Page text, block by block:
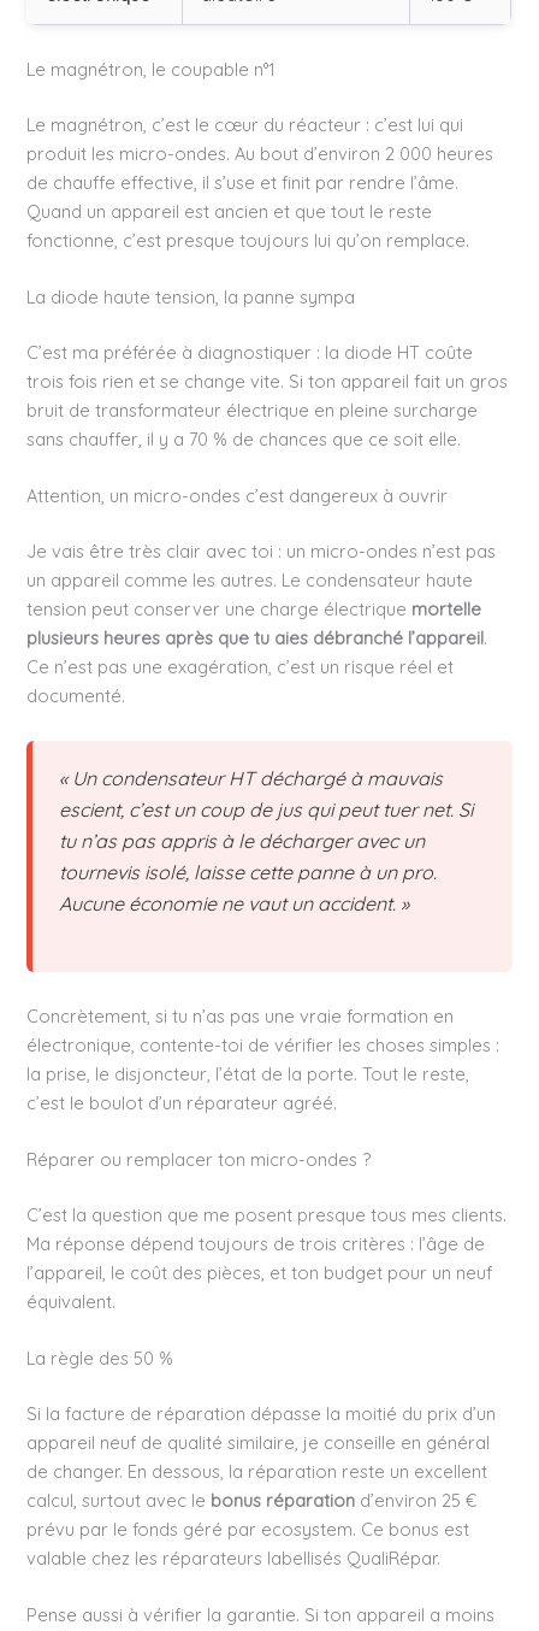
Le magnétron, le coupable n°1
Le magnétron, c’est le cœur du réacteur : c’est lui qui
produit les micro-ondes. Au bout d’environ 2 000 heures
de chauffe effective, il s’use et finit par rendre l’âme.
Quand un appareil est ancien et que tout le reste
fonctionne, c’est presque toujours lui qu’on remplace.
La diode haute tension, la panne sympa
C’est ma préférée à diagnostiquer : la diode HT coûte
trois fois rien et se change vite. Si ton appareil fait un gros
bruit de transformateur électrique en pleine surcharge
sans chauffer, il y a 70 % de chances que ce soit elle.
Attention, un micro-ondes c’est dangereux à ouvrir
Je vais être très clair avec toi : un micro-ondes n’est pas
un appareil comme les autres. Le condensateur haute
tension peut conserver une charge électrique mortelle
plusieurs heures après que tu aies débranché l’appareil.
Ce n’est pas une exagération, c’est un risque réel et
documenté.
« Un condensateur HT déchargé à mauvais
escient, c’est un coup de jus qui peut tuer net. Si
tu n’as pas appris à le décharger avec un
tournevis isolé, laisse cette panne à un pro.
Aucune économie ne vaut un accident. »
Concrètement, si tu n’as pas une vraie formation en
électronique, contente-toi de vérifier les choses simples :
la prise, le disjoncteur, l’état de la porte. Tout le reste,
c’est le boulot d’un réparateur agréé.
Réparer ou remplacer ton micro-ondes ?
C’est la question que me posent presque tous mes clients.
Ma réponse dépend toujours de trois critères : l’âge de
l’appareil, le coût des pièces, et ton budget pour un neuf
équivalent.
La règle des 50 %
Si la facture de réparation dépasse la moitié du prix d’un
appareil neuf de qualité similaire, je conseille en général
de changer. En dessous, la réparation reste un excellent
calcul, surtout avec le bonus réparation d’environ 25 €
prévu par le fonds géré par ecosystem. Ce bonus est
valable chez les réparateurs labellisés QualiRépar.
Pense aussi à vérifier la garantie. Si ton appareil a moins